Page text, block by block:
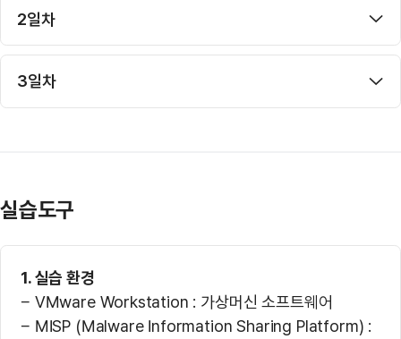
2일차
3일차
실습도구
1. 실습 환경
− VMware Workstation : 가상머신 소프트웨어
− MISP (Malware Information Sharing Platform) :